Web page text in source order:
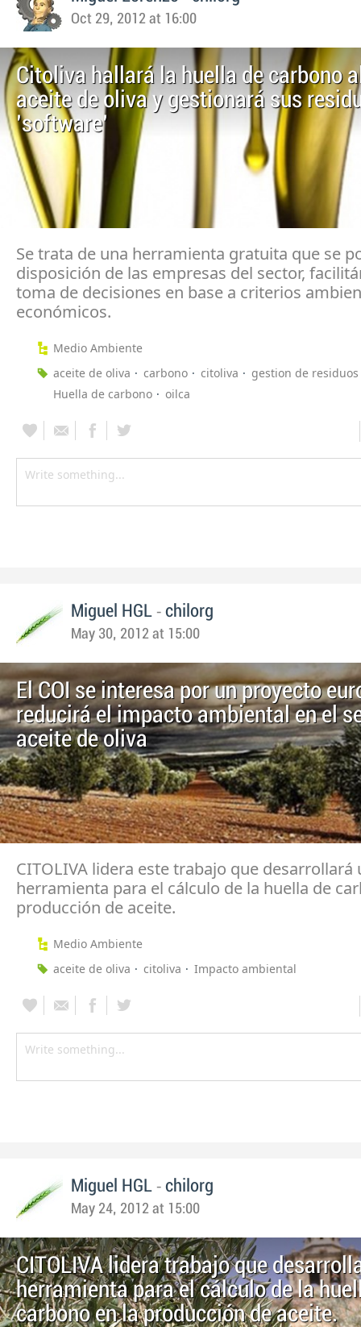
Oct 29, 2012 at 16:00
Citoliva hallará la huella de carbono
aceite de oliva y gestionará sus
'software'
Se trata de una herramienta gratuita que se
disposición de las empresas del sector,
toma de decisiones en base a criterios
económicos.
Medio Ambiente
aceite de oliva
carbono citoliva
gestion de residuos
Huella de carbono
oilca
Miguel HGL - chilorg
May 30, 2012 at 15:00
El COI se interesa por un proyecto
reducirá el impacto ambiental en el
aceite de oliva
CITOLIVA lidera este trabajo que desarrollará
herramienta para el cálculo de la huella de
producción de aceite.
Medio Ambiente
aceite de oliva
citoliva Impacto ambiental
Miguel HGL - chilorg
May 24, 2012 at 15:00
CITOLIVA lidera trabajo que
herramienta para el cálculo de la
carbono en la producción de aceite.